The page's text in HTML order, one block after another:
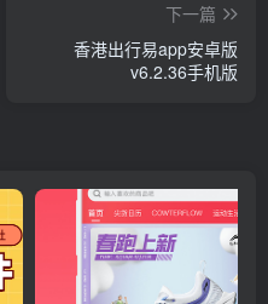
下一篇
香港出行易app安卓版
v6.2.36手机版